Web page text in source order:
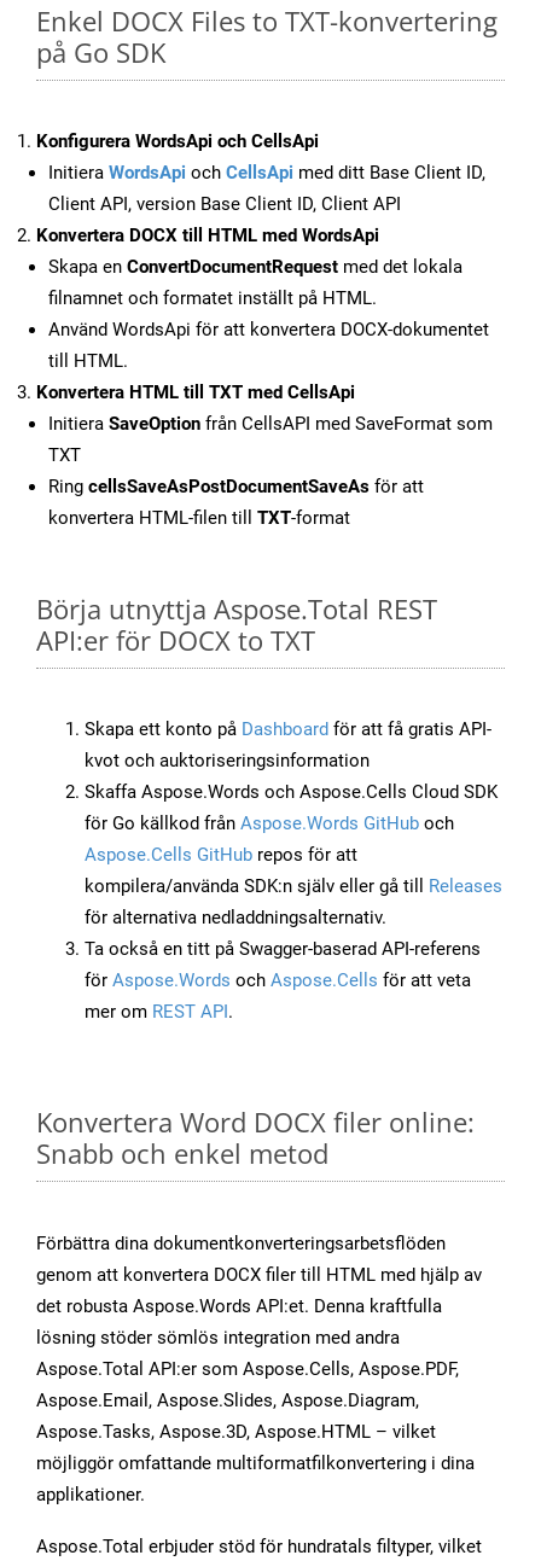
Enkel DOCX Files to TXT-konvertering
på Go SDK
Konfigurera WordsApi och CellsApi
Initiera WordsApi och CellsApi med ditt Base Client ID,
Client API, version Base Client ID, Client API
Konvertera DOCX till HTML med WordsApi
Skapa en ConvertDocumentRequest med det lokala
filnamnet och formatet inställt på HTML.
Använd WordsApi för att konvertera DOCX-dokumentet
till HTML.
Konvertera HTML till TXT med CellsApi
Initiera SaveOption från CellsAPI med SaveFormat som
TXT
Ring cellsSaveAsPostDocumentSaveAs för att
konvertera HTML-filen till TXT-format
Börja utnyttja Aspose.Total REST
API:er för DOCX to TXT
Skapa ett konto på Dashboard för att få gratis API-
kvot och auktoriseringsinformation
Skaffa Aspose.Words och Aspose.Cells Cloud SDK
för Go källkod från Aspose.Words GitHub och
Aspose.Cells GitHub repos för att
kompilera/använda SDK:n själv eller gå till Releases
för alternativa nedladdningsalternativ.
Ta också en titt på Swagger-baserad API-referens
för Aspose.Words och Aspose.Cells för att veta
mer om REST API.
Konvertera Word DOCX filer online:
Snabb och enkel metod
Förbättra dina dokumentkonverteringsarbetsflöden
genom att konvertera DOCX filer till HTML med hjälp av
det robusta Aspose.Words API:et. Denna kraftfulla
lösning stöder sömlös integration med andra
Aspose.Total API:er som Aspose.Cells, Aspose.PDF,
Aspose.Email, Aspose.Slides, Aspose.Diagram,
Aspose.Tasks, Aspose.3D, Aspose.HTML – vilket
möjliggör omfattande multiformatfilkonvertering i dina
applikationer.
Aspose.Total erbjuder stöd för hundratals filtyper, vilket